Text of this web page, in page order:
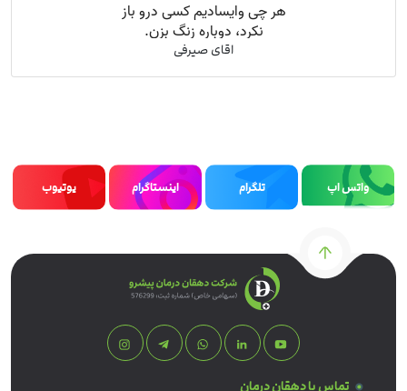
اقای صیرفی
واتس اپ تلگرام اینستاگرام یوتیوب
تماس با دهقان درمان